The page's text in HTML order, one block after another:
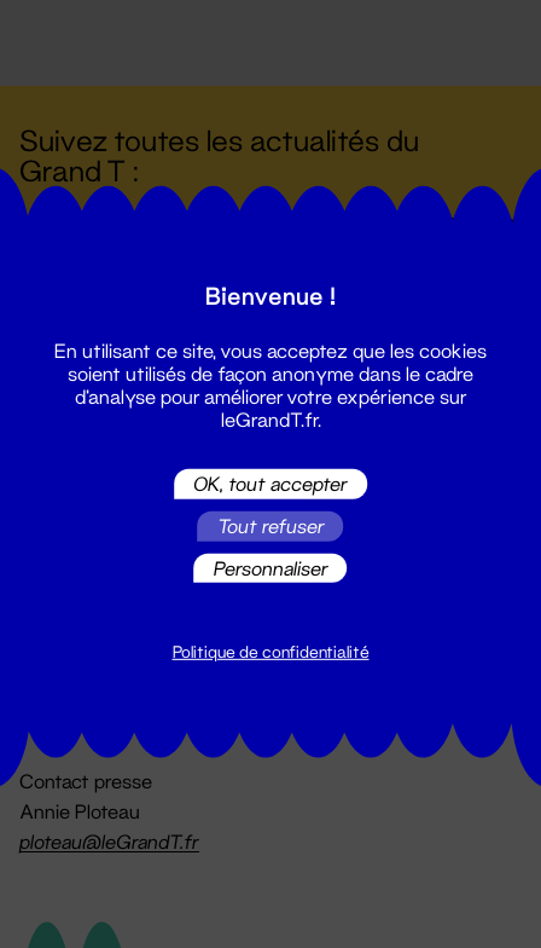
Suivez toutes les actualités du
Grand T :
billetterie@leGrandT.fr
Du lundi au vendredi 14h → 18h
Contact presse
Annie Ploteau
ploteau@leGrandT.fr
Bienvenue !
En utilisant ce site, vous acceptez que les cookies
soient utilisés de façon anonyme dans le cadre
d'analyse pour améliorer votre expérience sur
leGrandT.fr.
OK, tout accepter
Tout refuser
Personnaliser
Politique de confidentialité